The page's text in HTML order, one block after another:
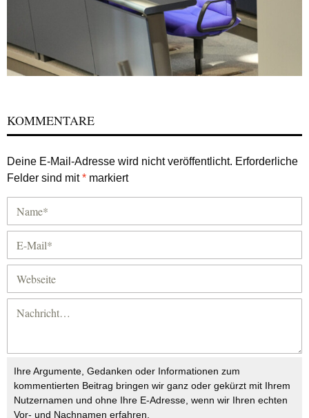
KOMMENTARE
Deine E-Mail-Adresse wird nicht veröffentlicht. Erforderliche
Felder sind mit* markiert
Ihre Argumente, Gedanken oder Informationen zum
kommentierten Beitrag bringen wir ganz oder gekürzt mit Ihrem
Nutzernamen und ohne Ihre E-Adresse, wenn wir Ihren echten
Vor- und Nachnamen erfahren.